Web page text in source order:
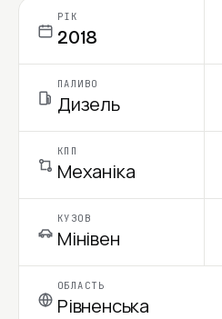
РІК
2018
ПАЛИВО
Дизель
КПП
Механіка
КУЗОВ
Мінівен
ОБЛАСТЬ
Рівненська